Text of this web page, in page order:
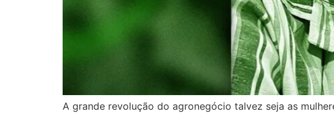
A grande revolução do agronegócio talvez seja as